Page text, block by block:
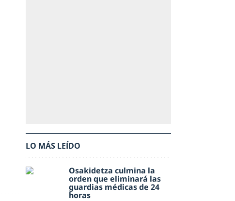
LO MÁS LEÍDO
Osakidetza culmina la
orden que eliminará las
guardias médicas de 24
horas